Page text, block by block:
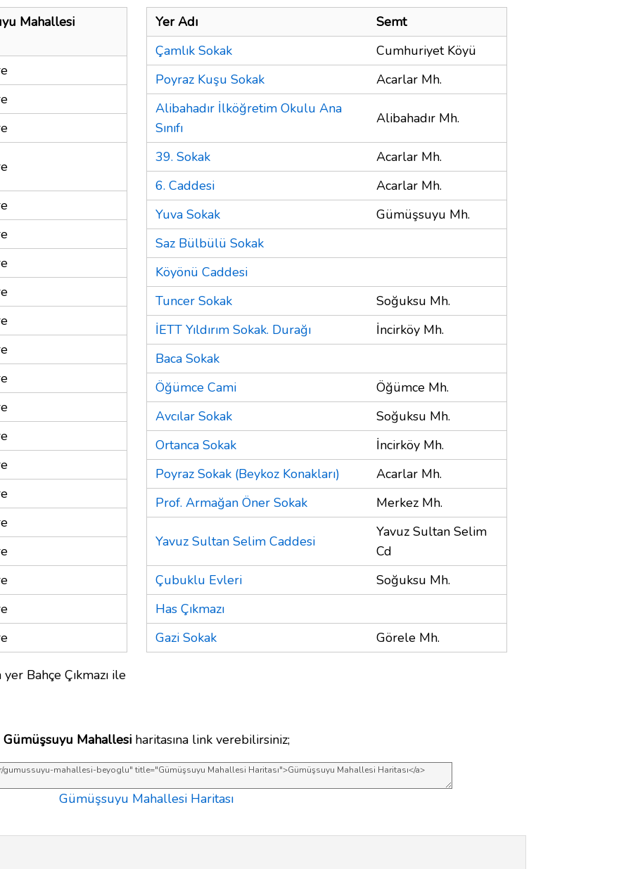
Mahallesi
yer Bahçe Çıkmazı ile
Yer Adı
Semt
Çamlık Sokak
Cumhuriyet Köyü
Poyraz Kuşu Sokak
Acarlar Mh.
Alibahadır İlköğretim Okulu Ana
Sınıfı
Alibahadır Mh.
39. Sokak
Acarlar Mh.
6. Caddesi
Acarlar Mh.
Yuva Sokak
Gümüşsuyu Mh.
Saz Bülbülü Sokak
Köyönü Caddesi
Tuncer Sokak
Soğuksu Mh.
İETT Yıldırım Sokak. Durağı
İncirköy Mh.
Baca Sokak
Öğümce Cami
Öğümce Mh.
Avcılar Sokak
Soğuksu Mh.
Ortanca Sokak
İncirköy Mh.
Poyraz Sokak (Beykoz Konakları)
Acarlar Mh.
Prof. Armağan Öner Sokak
Merkez Mh.
Yavuz Sultan Selim Caddesi
Yavuz Sultan Selim
Cd
Çubuklu Evleri
Soğuksu Mh.
Has Çıkmazı
Gazi Sokak
Görele Mh.
Gümüşsuyu Mahallesiharitasına link verebilirsiniz;
Gümüşsuyu Mahallesi Haritası